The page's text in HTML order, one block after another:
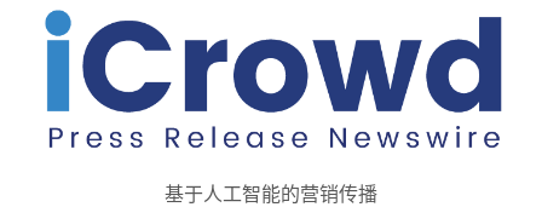
基于人工智能的营销传播